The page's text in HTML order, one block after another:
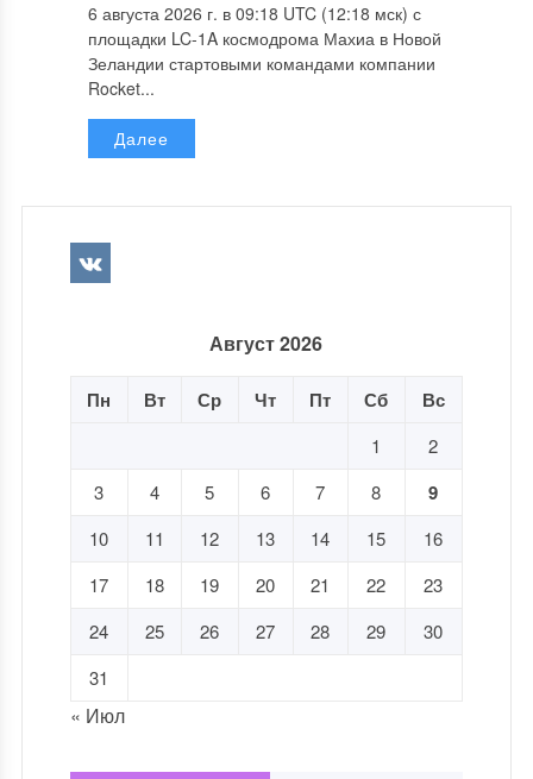
6 августа 2026 г. в 09:18 UTC (12:18 мск) с
площадки LC-1A космодрома Махиа в Новой
Зеландии стартовыми командами компании
Rocket...
Далее
Август 2026
Пн Вт Ср Чт Пт Сб Вс
1
2
3
4 5 6 7 8 9
10 11 12 13 14 15
16
17
18 19 20 21 22
23
24
25 26 27 28 29
30
31
« Июл